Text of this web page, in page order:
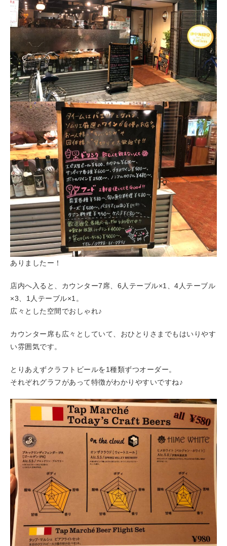
ありましたー！
店内へ入ると、カウンター7席、6人テーブル×1、4人テーブル
×3、1人テーブル×1。
広々とした空間でおしゃれ♪
カウンター席も広々としていて、おひとりさまでもはいりやす
い雰囲気です。
とりあえずクラフトビールを1種類ずつオーダー。
それぞれグラフがあって特徴がわかりやすいですね♪